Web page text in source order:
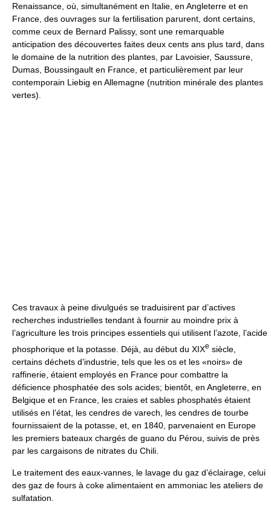
Renaissance, où, simultanément en Italie, en Angleterre et en
France, des ouvrages sur la fertilisation parurent, dont certains,
comme ceux de Bernard Palissy, sont une remarquable
anticipation des découvertes faites deux cents ans plus tard, dans
le domaine de la nutrition des plantes, par Lavoisier, Saussure,
Dumas, Boussingault en France, et particulièrement par leur
contemporain Liebig en Allemagne (nutrition minérale des plantes
vertes).
Ces travaux à peine divulgués se traduisirent par d’actives
recherches industrielles tendant à fournir au moindre prix à
l’agriculture les trois principes essentiels qui utilisent l’azote, l’acide
phosphorique et la potasse. Déjà, au début du XIXe siècle,
certains déchets d’industrie, tels que les os et les «noirs» de
raffinerie, étaient employés en France pour combattre la
déficience phosphatée des sols acides; bientôt, en Angleterre, en
Belgique et en France, les craies et sables phosphatés étaient
utilisés en l’état, les cendres de varech, les cendres de tourbe
fournissaient de la potasse, et, en 1840, parvenaient en Europe
les premiers bateaux chargés de guano du Pérou, suivis de près
par les cargaisons de nitrates du Chili.
Le traitement des eaux-vannes, le lavage du gaz d’éclairage, celui
des gaz de fours à coke alimentaient en ammoniac les ateliers de
sulfatation.